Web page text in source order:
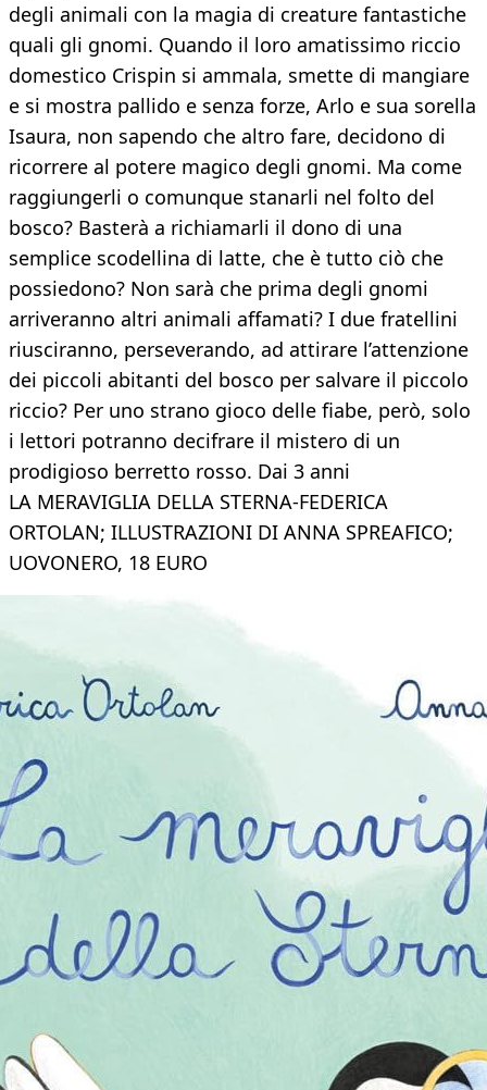
degli animali con la magia di creature fantastiche
quali gli gnomi. Quando il loro amatissimo riccio
domestico Crispin si ammala, smette di mangiare
e si mostra pallido e senza forze, Arlo e sua sorella
Isaura, non sapendo che altro fare, decidono di
ricorrere al potere magico degli gnomi. Ma come
raggiungerli o comunque stanarli nel folto del
bosco? Basterà a richiamarli il dono di una
semplice scodellina di latte, che è tutto ciò che
possiedono? Non sarà che prima degli gnomi
arriveranno altri animali affamati? I due fratellini
riusciranno, perseverando, ad attirare l’attenzione
dei piccoli abitanti del bosco per salvare il piccolo
riccio? Per uno strano gioco delle fiabe, però, solo
i lettori potranno decifrare il mistero di un
prodigioso berretto rosso. Dai 3 anni
LA MERAVIGLIA DELLA STERNA-FEDERICA
ORTOLAN; ILLUSTRAZIONI DI ANNA SPREAFICO;
UOVONERO, 18 EURO